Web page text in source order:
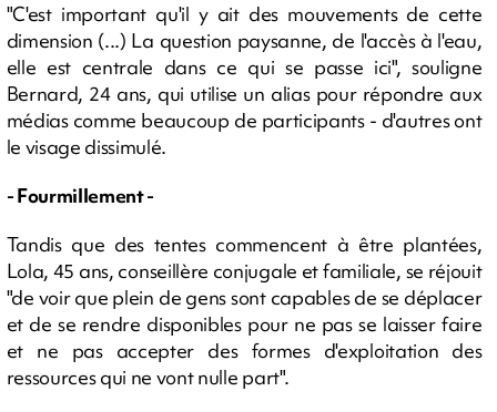
"C'est important qu'il y ait des mouvements de cette
dimension (...) La question paysanne, de l'accès à l'eau,
elle est centrale dans ce qui se passe ici", souligne
Bernard, 24 ans, qui utilise un alias pour répondre aux
médias comme beaucoup de participants - d'autres ont
le visage dissimulé.
- Fourmillement -
Tandis que des tentes commencent à être plantées,
Lola, 45 ans, conseillère conjugale et familiale, se réjouit
"de voir que plein de gens sont capables de se déplacer
et de se rendre disponibles pour ne pas se laisser faire
et ne pas accepter des formes d'exploitation des
ressources qui ne vont nulle part".